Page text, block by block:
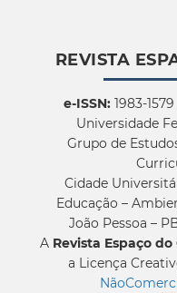
REVISTA
e-ISSN:1983-1579 |
Universidade
Grupo de
Cidade
Educação –
João Pessoa –
A Revista Espaço
a Licença